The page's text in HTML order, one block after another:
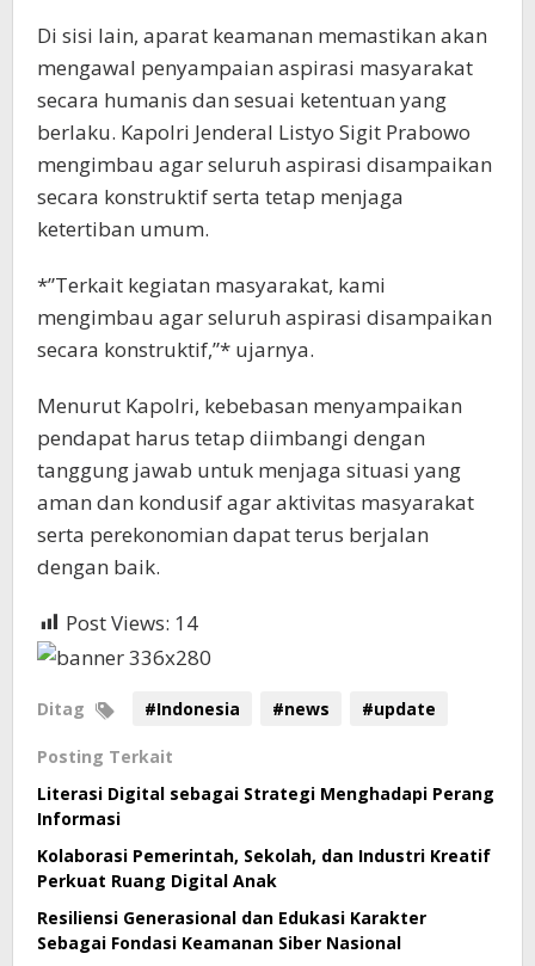
Di sisi lain, aparat keamanan memastikan akan
mengawal penyampaian aspirasi masyarakat
secara humanis dan sesuai ketentuan yang
berlaku. Kapolri Jenderal Listyo Sigit Prabowo
mengimbau agar seluruh aspirasi disampaikan
secara konstruktif serta tetap menjaga
ketertiban umum.
*”Terkait kegiatan masyarakat, kami
mengimbau agar seluruh aspirasi disampaikan
secara konstruktif,”* ujarnya.
Menurut Kapolri, kebebasan menyampaikan
pendapat harus tetap diimbangi dengan
tanggung jawab untuk menjaga situasi yang
aman dan kondusif agar aktivitas masyarakat
serta perekonomian dapat terus berjalan
dengan baik.
Post Views: 14
Ditag #Indonesia #news #update
Posting Terkait
Literasi Digital sebagai Strategi Menghadapi Perang
Informasi
Kolaborasi Pemerintah, Sekolah, dan Industri Kreatif
Perkuat Ruang Digital Anak
Resiliensi Generasional dan Edukasi Karakter
Sebagai Fondasi Keamanan Siber Nasional